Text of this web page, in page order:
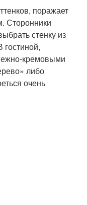
поражает
Сторонники
стенку из
кремовыми
либо
очень